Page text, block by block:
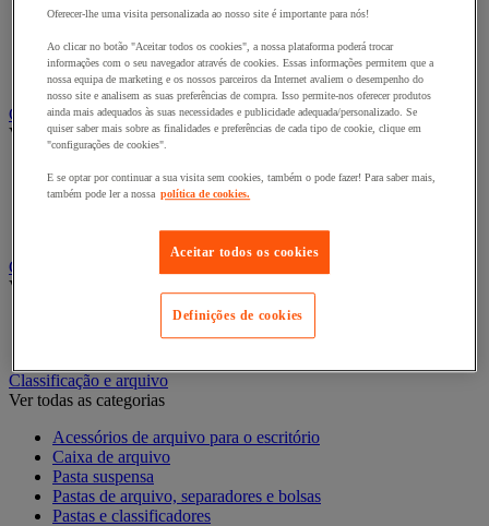
Bengaleiro
Porta-cabides
Suporte guarda-chuvas
Cadeiras, poltronas e cadeirões
Ver todas as categorias
Acessórios para cadeiras de escritório
Cadeira de braços executivo
Cadeiras para salas de receção e reuniões
Candeeiro
Ver todas as categorias
Candeeiro de escritório
Candeeiro de pé
Classificação e arquivo
Ver todas as categorias
Acessórios de arquivo para o escritório
Caixa de arquivo
Pasta suspensa
Pastas de arquivo, separadores e bolsas
Pastas e classificadores
Oferecer-lhe uma visita personalizada ao nosso site é importante para nós!
Ao clicar no botão "Aceitar todos os cookies", a nossa plataforma poderá trocar
informações com o seu navegador através de cookies. Essas informações permitem que a
nossa equipa de marketing e os nossos parceiros da Internet avaliem o desempenho do
nosso site e analisem as suas preferências de compra. Isso permite-nos oferecer produtos
ainda mais adequados às suas necessidades e publicidade adequada/personalizado. Se
quiser saber mais sobre as finalidades e preferências de cada tipo de cookie, clique em
"configurações de cookies".
E se optar por continuar a sua visita sem cookies, também o pode fazer! Para saber mais,
também pode ler a nossa política de cookies.
Aceitar todos os cookies
Definições de cookies